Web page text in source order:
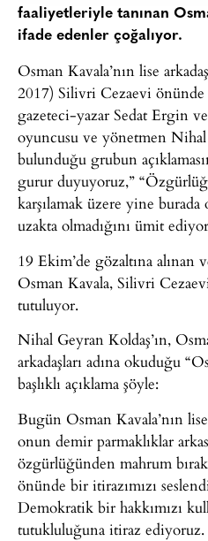
faaliyetleriyle tanınan
ifade edenler çoğalıyor.
Osman Kavala’nın lise
2017) Silivri Cezaevi önünde
gazeteci-yazar Sedat Ergin
oyuncusu ve yönetmen Nihal
bulunduğu grubun
gurur duyuyoruz,”
karşılamak üzere yine
uzakta olmadığını ümit
19 Ekim’de gözaltına alınan
Osman Kavala, Silivri
tutuluyor.
Nihal Geyran Koldaş’ın,
arkadaşları adına okuduğu
başlıklı açıklama şöyle:
Bugün Osman Kavala’nın
onun demir parmaklıklar
özgürlüğünden mahrum
önünde bir itirazımızı
Demokratik bir hakkımızı
tutukluluğuna itiraz ediyoruz.